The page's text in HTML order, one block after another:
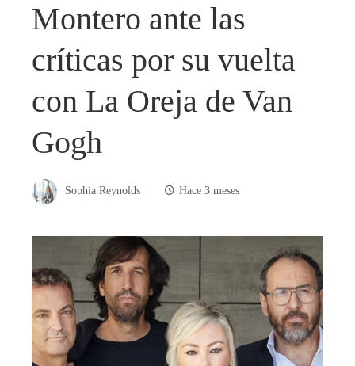
Montero ante las
críticas por su vuelta
con La Oreja de Van
Gogh
Sophia Reynolds Hace 3 meses